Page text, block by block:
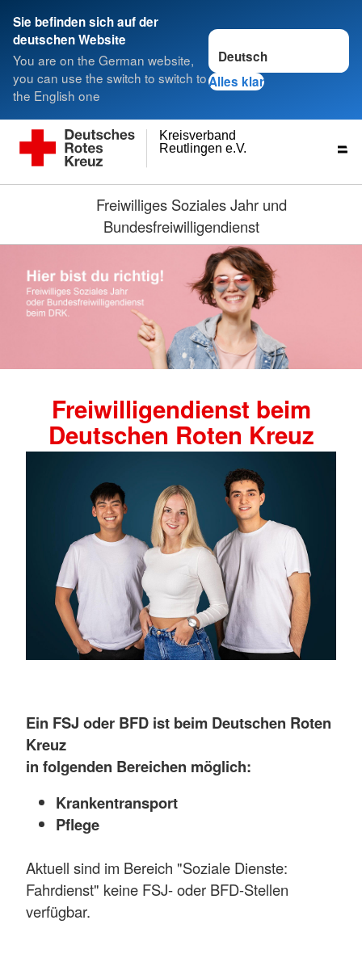
Sie befinden sich auf der
deutschen Website
You are on the German website,
you can use the switch to switch to
the English one
Sprache wechseln zu
Alles klar
Reutlingen e.V.
Kreisverband
Bundesfreiwilligendienst
Freiwilligendienst beim
Deutschen Roten Kreuz
Ein FSJ oder BFD ist beim Deutschen Roten
Kreuz
in folgenden Bereichen möglich:
Krankentransport
Pflege
Aktuell sind im Bereich "Soziale Dienste:
Fahrdienst" keine FSJ- oder BFD-Stellen
verfügbar.